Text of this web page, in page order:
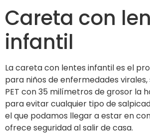
Careta con
infantil
La careta con lentes infantil es el
para niños de enfermedades
PET con 35 milímetros de grosor la
para evitar cualquier tipo de
el que podamos llegar a estar en
ofrece seguridad al salir de casa.